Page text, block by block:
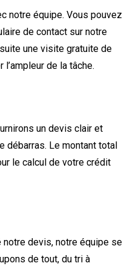
notre équipe. Vous pouvez
de contact sur notre
une visite gratuite de
de la tâche.
un devis clair et
débarras. Le montant total
le calcul de votre crédit
devis, notre équipe se
de tout, du tri à